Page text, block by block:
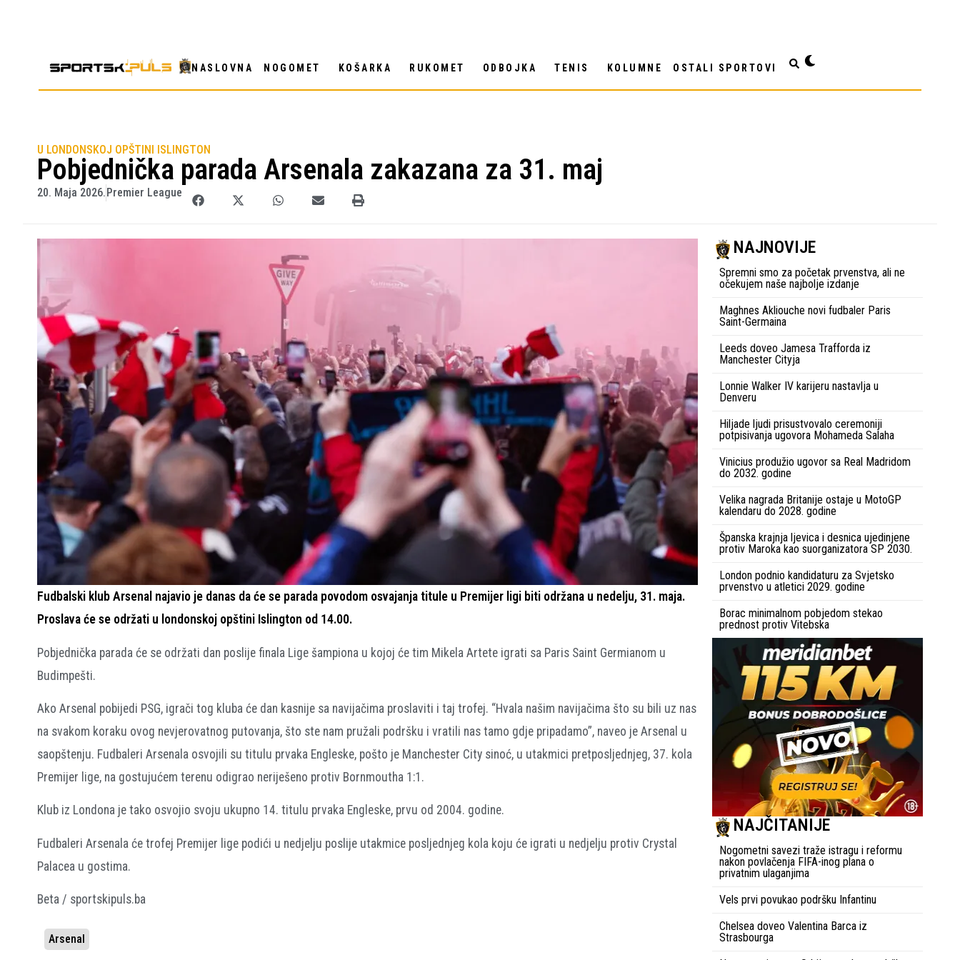
NASLOVNA NOGOMET KOŠARKA RUKOMET ODBOJKA TENIS KOLUMNE OSTALI SPORTOVI
U LONDONSKOJ OPŠTINI ISLINGTON
Pobjednička parada Arsenala zakazana za 31. maj
20. Maja 2026.Premier League
Fudbalski klub Arsenal najavio je danas da će se parada povodom osvajanja titule u Premijer ligi biti održana u nedelju, 31. maja.
Proslava će se održati u londonskoj opštini Islington od 14.00.
Pobjednička parada će se održati dan poslije finala Lige šampiona u kojoj će tim Mikela Artete igrati sa Paris Saint Germianom u
Budimpešti.
Ako Arsenal pobijedi PSG, igrači tog kluba će dan kasnije sa navijačima proslaviti i taj trofej. “Hvala našim navijačima što su bili uz nas
na svakom koraku ovog nevjerovatnog putovanja, što ste nam pružali podršku i vratili nas tamo gdje pripadamo”, naveo je Arsenal u
saopštenju. Fudbaleri Arsenala osvojili su titulu prvaka Engleske, pošto je Manchester City sinoć, u utakmici pretposljednjeg, 37. kola
Premijer lige, na gostujućem terenu odigrao neriješeno protiv Bornmoutha 1:1.
Klub iz Londona je tako osvojio svoju ukupno 14. titulu prvaka Engleske, prvu od 2004. godine.
Fudbaleri Arsenala će trofej Premijer lige podići u nedjelju poslije utakmice posljednjeg kola koju će igrati u nedjelju protiv Crystal
Palacea u gostima.
Beta / sportskipuls.ba
Arsenal
NAJNOVIJE
Spremni smo za početak prvenstva, ali ne
očekujem naše najbolje izdanje
Maghnes Akliouche novi fudbaler Paris
Saint-Germaina
Leeds doveo Jamesa Trafforda iz
Manchester Cityja
Lonnie Walker IV karijeru nastavlja u
Denveru
Hiljade ljudi prisustvovalo ceremoniji
potpisivanja ugovora Mohameda Salaha
Vinicius produžio ugovor sa Real Madridom
do 2032. godine
Velika nagrada Britanije ostaje u MotoGP
kalendaru do 2028. godine
Španska krajnja ljevica i desnica ujedinjene
protiv Maroka kao suorganizatora SP 2030.
London podnio kandidaturu za Svjetsko
prvenstvo u atletici 2029. godine
Borac minimalnom pobjedom stekao
prednost protiv Vitebska
NAJČITANIJE
Nogometni savezi traže istragu i reformu
nakon povlačenja FIFA-inog plana o
privatnim ulaganjima
Vels prvi povukao podršku Infantinu
Chelsea doveo Valentina Barca iz
Strasbourga